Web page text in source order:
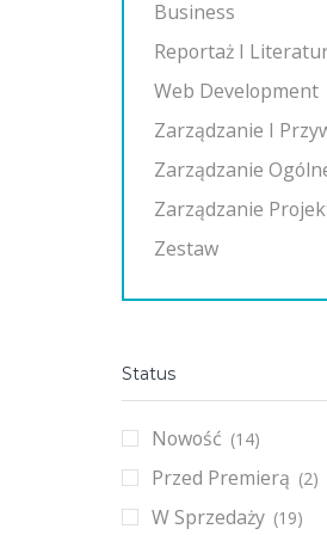
Business
Reportaż I
Web Development
Zarządzanie I
Zarządzanie
Zarządzanie
Zestaw
Status
Nowość (14)
Przed Premierą (2)
W Sprzedaży (19)